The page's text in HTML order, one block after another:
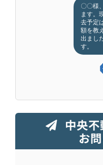
〇〇様
ます。
去予定
額を教
出まし
す。
中央
お